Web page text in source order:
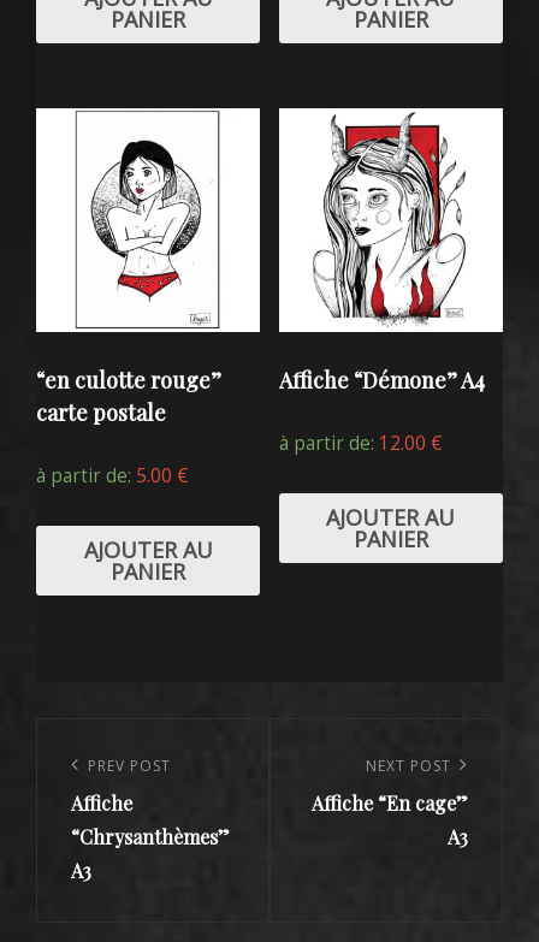
PANIER PANIER
“en culotte rouge”
carte postale
à partir de: 5.00 €
AJOUTER AU
PANIER
Affiche “Démone” A4
à partir de: 12.00 €
AJOUTER AU
PANIER
l’article
Previous
Post
PREV POST
Affiche
“Chrysanthèmes”
A3
Post
NEXT POST
Affiche “En cage”
A3